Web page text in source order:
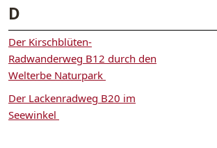
D
Der Kirschblüten-
Radwanderweg B12 durch den
Welterbe Naturpark
Der Lackenradweg B20 im
Seewinkel